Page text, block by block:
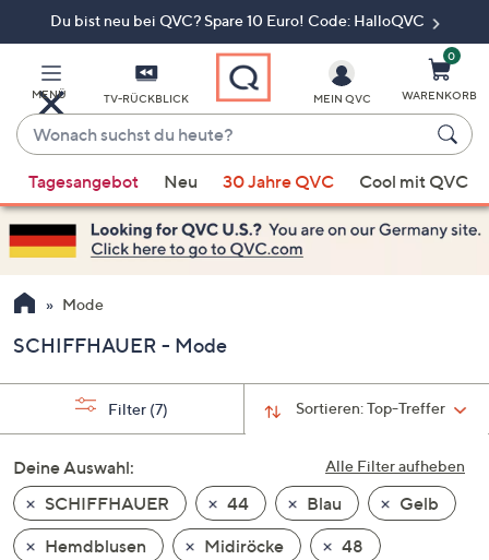
Du bist neu bei QVC? Spare 10 Euro! Code: HalloQVC
MENÜ TV-RÜCKBLICK
Wonach
suchst
du
heute?
Vorschläge
verfügbar
sind,
verwenden
Sie
Pfeiltasten
nach
und
nach
unten
oder
wischen
MEIN QVC
0
WARENKORB
Tagesangebot Neu 30 Jahre QVC Cool mit QVC
Mode
SCHIFFHAUER - Mode
Sortieren:Top-Treffer
Filter (7)
Alle Filter aufheben
Deine Auswahl:
SCHIFFHAUER
44 Blau
Gelb
Hemdblusen
Midiröcke 48